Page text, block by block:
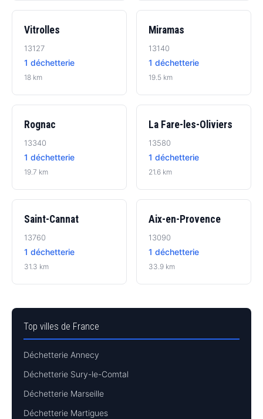
Vitrolles
13127
1 déchetterie
18 km
Miramas
13140
1 déchetterie
19.5 km
Rognac
13340
1 déchetterie
19.7 km
La Fare-les-Oliviers
13580
1 déchetterie
21.6 km
Saint-Cannat
13760
1 déchetterie
31.3 km
Aix-en-Provence
13090
1 déchetterie
33.9 km
Top villes de France
Déchetterie Annecy
Déchetterie Sury-le-Comtal
Déchetterie Marseille
Déchetterie Martigues